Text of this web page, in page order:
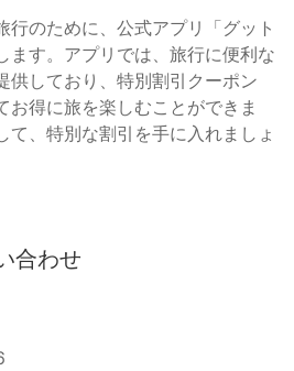
行のために、公式アプリ「グット
ます。アプリでは、旅行に便利な
供しており、特別割引クーポン
お得に旅を楽しむことができま
て、特別な割引を手に入れましょ
合わせ